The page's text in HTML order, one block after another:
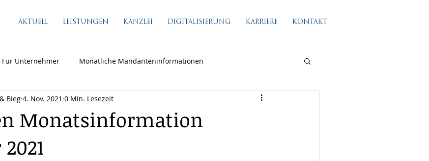
AKTUELL LEISTUNGEN KANZLEI DIGITALISIERUNG KARRIERE KONTAKT
Für Unternehmer Monatliche Mandanteninformationen
Monatsinformation
Bieg 4. Nov. 2021 0 Min. Lesezeit